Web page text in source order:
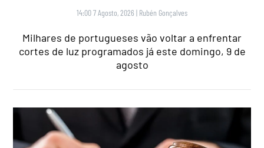
14:00 7 Agosto, 2026 | Rubén Gonçalves
Milhares de portugueses vão voltar a enfrentar
cortes de luz programados já este domingo, 9 de
agosto